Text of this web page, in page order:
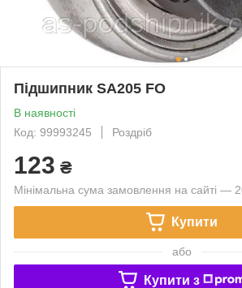
Підшипник SA205 FO
В наявності
Код: 99993245
Роздріб
123 ₴
Мінімальна сума замовлення на сайті —
Купити
або
Купити з